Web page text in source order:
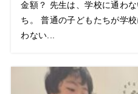
金額？ 先生は、学校に通わ
ち。 普通の子どもたちが学
わない...